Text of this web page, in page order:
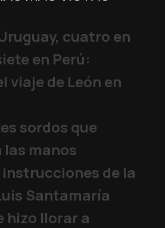
cuatro en
en Perú:
viaje de León en
sordos que
manos
instrucciones de la
Santamaría
hizo llorar a